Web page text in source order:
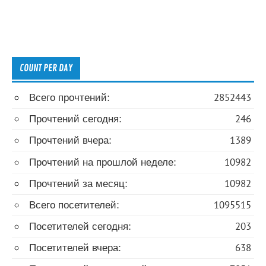
COUNT PER DAY
2852443
Всего прочтений:
246
Прочтений сегодня:
1389
Прочтений вчера:
10982
Прочтений на прошлой неделе:
10982
Прочтений за месяц:
1095515
Всего посетителей:
203
Посетителей сегодня:
638
Посетителей вчера: